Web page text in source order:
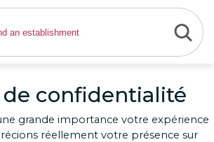
confidentialité
grande importance votre expérience
réellement votre présence sur